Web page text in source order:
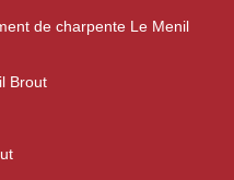
de charpente Le Menil
Brout